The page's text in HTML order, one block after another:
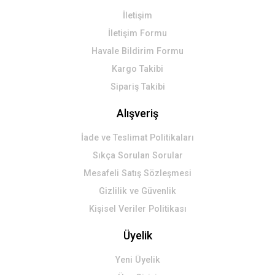
Gönder
İletişim
İletişim Formu
Havale Bildirim Formu
Kargo Takibi
Sipariş Takibi
Alışveriş
İade ve Teslimat Politikaları
Sıkça Sorulan Sorular
Mesafeli Satış Sözleşmesi
Gizlilik ve Güvenlik
Kişisel Veriler Politikası
Üyelik
Yeni Üyelik